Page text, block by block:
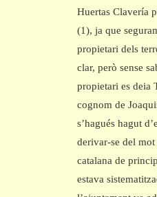
Huertas Clavería
(1), ja que
propietari dels
clar, però sense
propietari es deia
cognom de
s’hagués hagut
derivar-se del
catalana de
estava